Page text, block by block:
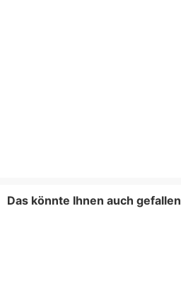
Das könnte Ihnen auch gefallen